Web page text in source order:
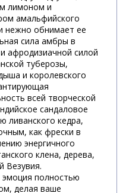
лимоном и
амальфийского
нежно обнимает ее
сила амбры в
афродизиачной силой
туберозы,
и королевского
всей творческой
сандаловое
ливанского кедра,
как фрески в
энергичного
клена, дерева,
Везувия.
эмоция полностью
делая ваше